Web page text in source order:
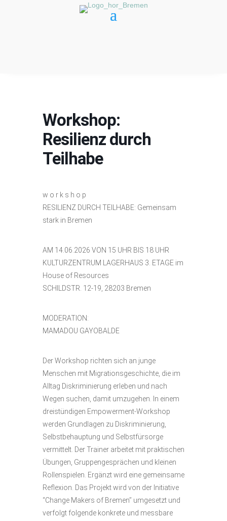
Workshop:
Resilienz durch
Teilhabe
w o r k s h o p
RESILIENZ DURCH TEILHABE: Gemeinsam
stark in Bremen
AM 14.06.2026 VON 15 UHR BIS 18 UHR
KULTURZENTRUM LAGERHAUS 3. ETAGE im
House of Resources
SCHILDSTR. 12-19, 28203 Bremen
MODERATION:
MAMADOU GAYOBALDE
Der Workshop richten sich an junge
Menschen mit Migrationsgeschichte, die im
Alltag Diskriminierung erleben und nach
Wegen suchen, damit umzugehen. In einem
dreistündigen Empowerment-Workshop
werden Grundlagen zu Diskriminierung,
Selbstbehauptung und Selbstfürsorge
vermittelt. Der Trainer arbeitet mit praktischen
Übungen, Gruppengesprächen und kleinen
Rollenspielen. Ergänzt wird eine gemeinsame
Reflexion. Das Projekt wird von der Initiative
“Change Makers of Bremen’’ umgesetzt und
verfolgt folgende konkrete und messbare